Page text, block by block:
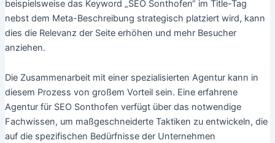
beispielsweise das Keyword „SEO Sonthofen“ im Title-Tag
nebst dem Meta-Beschreibung strategisch platziert wird, kann
dies die Relevanz der Seite erhöhen und mehr Besucher
anziehen.
Die Zusammenarbeit mit einer spezialisierten Agentur kann in
diesem Prozess von großem Vorteil sein. Eine erfahrene
Agentur für SEO Sonthofen verfügt über das notwendige
Fachwissen, um maßgeschneiderte Taktiken zu entwickeln, die
auf die spezifischen Bedürfnisse der Unternehmen